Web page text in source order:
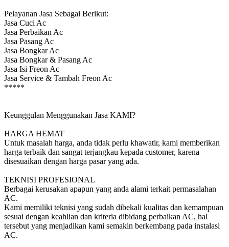
Pelayanan Jasa Sebagai Berikut:
Jasa Cuci Ac
Jasa Perbaikan Ac
Jasa Pasang Ac
Jasa Bongkar Ac
Jasa Bongkar & Pasang Ac
Jasa Isi Freon Ac
Jasa Service & Tambah Freon Ac
*****
Keunggulan Menggunakan Jasa KAMI?
HARGA HEMAT
Untuk masalah harga, anda tidak perlu khawatir, kami memberikan
harga terbaik dan sangat terjangkau kepada customer, karena
disesuaikan dengan harga pasar yang ada.
TEKNISI PROFESIONAL
Berbagai kerusakan apapun yang anda alami terkait permasalahan
AC.
Kami memiliki teknisi yang sudah dibekali kualitas dan kemampuan
sesuai dengan keahlian dan kriteria dibidang perbaikan AC, hal
tersebut yang menjadikan kami semakin berkembang pada instalasi
AC.